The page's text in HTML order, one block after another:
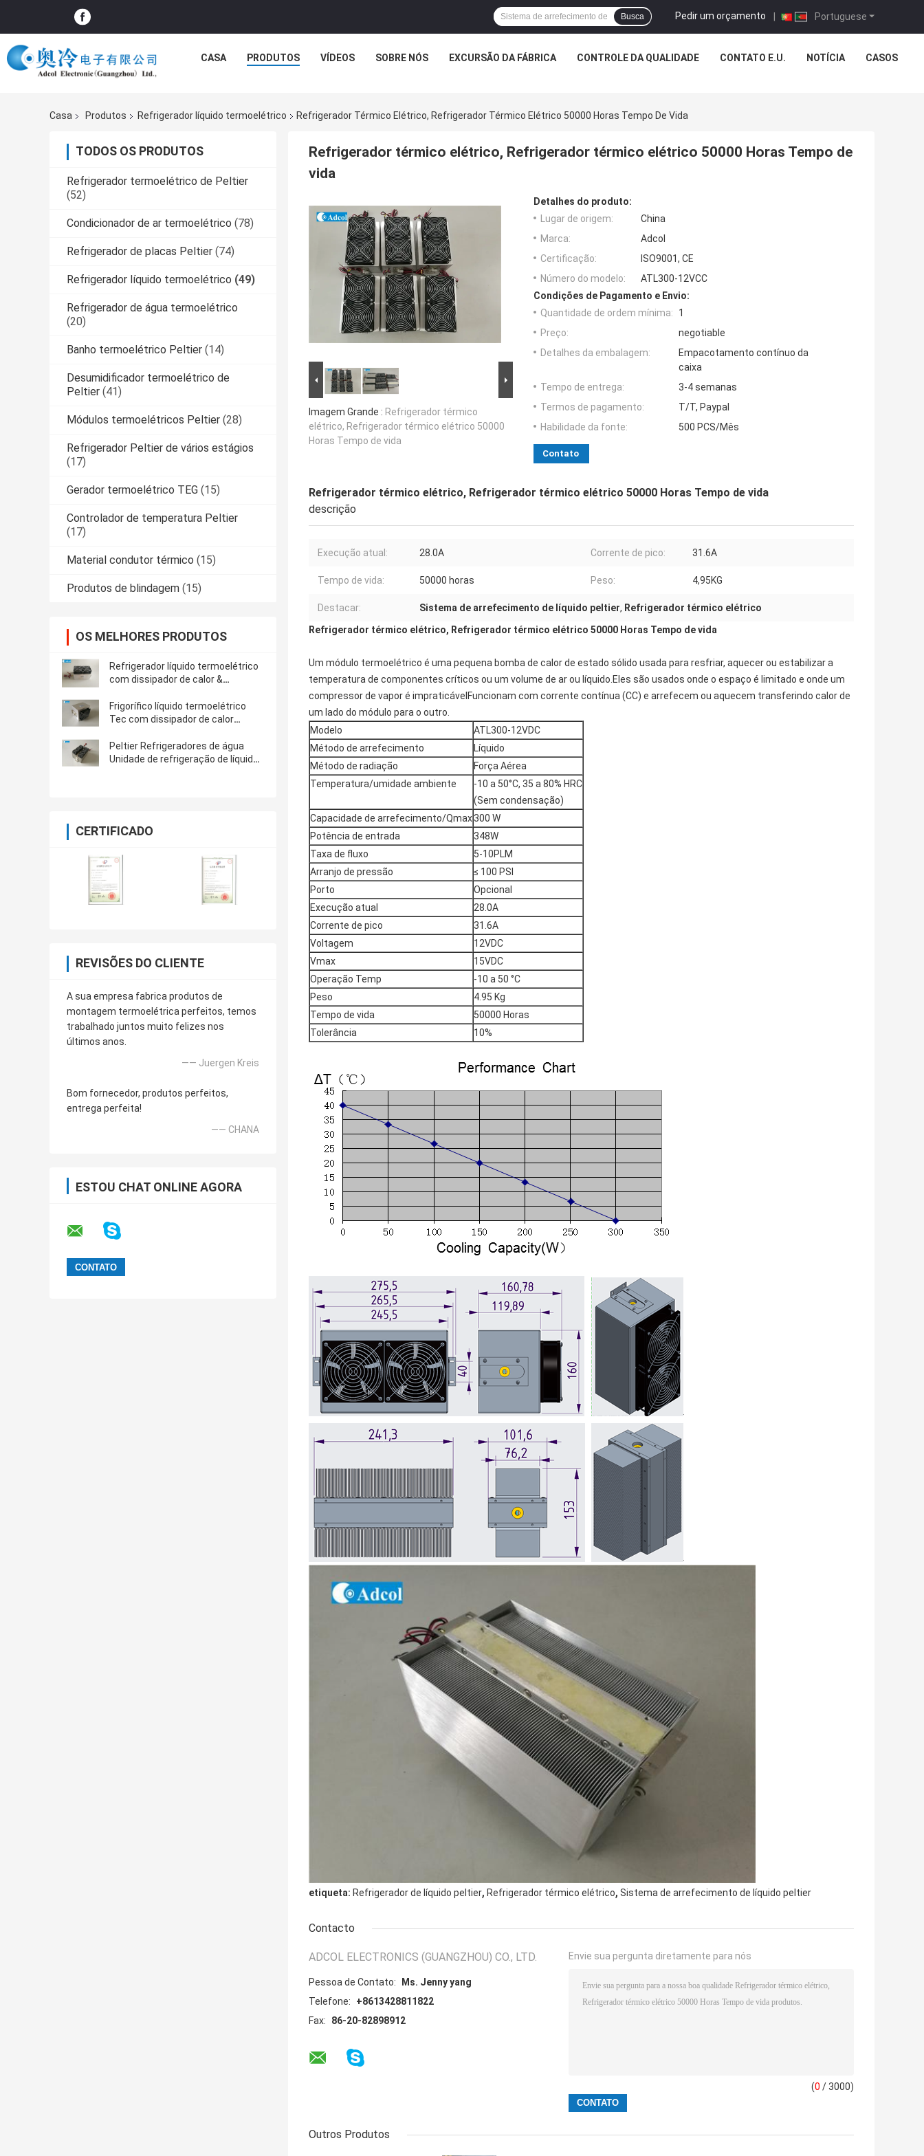
Portuguese
Pedir um orçamento |
Busca
CASA PRODUTOS VÍDEOS SOBRE NÓS EXCURSÃO DA FÁBRICA CONTROLE DA QUALIDADE CONTATO E.U. NOTÍCIA CASOS
Casa Produtos Refrigerador líquido termoelétrico Refrigerador Térmico Elétrico, Refrigerador Térmico Elétrico 50000 Horas Tempo De Vida
TODOS OS PRODUTOS
Refrigerador termoelétrico de Peltier
(52)
Condicionador de ar termoelétrico (78)
Refrigerador de placas Peltier (74)
Refrigerador líquido termoelétrico (49)
Refrigerador de água termoelétrico
(20)
Banho termoelétrico Peltier (14)
Desumidificador termoelétrico de
Peltier (41)
Módulos termoelétricos Peltier (28)
Refrigerador Peltier de vários estágios
(17)
Gerador termoelétrico TEG (15)
Controlador de temperatura Peltier
(17)
Material condutor térmico (15)
Produtos de blindagem (15)
OS MELHORES PRODUTOS
Refrigerador líquido termoelétrico
com dissipador de calor &
Frigorífico líquido termoelétrico
Tec com dissipador de calor
Peltier Refrigeradores de água
Unidade de refrigeração de líquido
CERTIFICADO
REVISÕES DO CLIENTE
A sua empresa fabrica produtos de
montagem termoelétrica perfeitos, temos
trabalhado juntos muito felizes nos
últimos anos.
—— Juergen Kreis
Bom fornecedor, produtos perfeitos,
entrega perfeita!
—— CHANA
ESTOU CHAT ONLINE AGORA
Refrigerador térmico elétrico, Refrigerador térmico elétrico 50000 Horas Tempo de
vida
Imagem Grande : Refrigerador térmico
elétrico, Refrigerador térmico elétrico 50000
Horas Tempo de vida
Detalhes do produto:
Lugar de origem:
China
Marca:
Adcol
Certificação:
ISO9001, CE
Número do modelo:
ATL300-12VCC
Condições de Pagamento e Envio:
Quantidade de ordem mínima:
1
Preço:
negotiable
Detalhes da embalagem:
Empacotamento contínuo da
caixa
Tempo de entrega:
3-4 semanas
Termos de pagamento:
T/T, Paypal
Habilidade da fonte:
500 PCS/Mês
Contato
Refrigerador térmico elétrico, Refrigerador térmico elétrico 50000 Horas Tempo de vida
descrição
Execução atual: 28.0A Corrente de pico: 31.6A
Tempo de vida: 50000 horas Peso: 4,95KG
Destacar: Sistema de arrefecimento de líquido peltier, Refrigerador térmico elétrico
Refrigerador térmico elétrico, Refrigerador térmico elétrico 50000 Horas Tempo de vida
Um módulo termoelétrico é uma pequena bomba de calor de estado sólido usada para resfriar, aquecer ou estabilizar a
temperatura de componentes críticos ou um volume de ar ou líquido.Eles são usados onde o espaço é limitado e onde um
compressor de vapor é impraticávelFuncionam com corrente contínua (CC) e arrefecem ou aquecem transferindo calor de
um lado do módulo para o outro.
Modelo
ATL300-12VDC
Método de arrefecimento
Líquido
Método de radiação
Força Aérea
Temperatura/umidade ambiente
-10 a 50°C, 35 a 80% HRC
(Sem condensação)
Capacidade de arrefecimento/Qmax300 W
Potência de entrada
348W
Taxa de fluxo
5-10PLM
Arranjo de pressão
≤ 100 PSI
Porto
Opcional
Execução atual
28.0A
Corrente de pico
31.6A
Voltagem
12VDC
Vmax
15VDC
Operação Temp
-10 a 50 °C
Peso
4.95 Kg
Tempo de vida
50000 Horas
Tolerância
10%
etiqueta: Refrigerador de líquido peltier, Refrigerador térmico elétrico, Sistema de arrefecimento de líquido peltier
Contacto
ADCOL ELECTRONICS (GUANGZHOU) CO., LTD.
Pessoa de Contato:
Ms. Jenny yang
Telefone:
+8613428811822
Fax:
86-20-82898912
Envie sua pergunta diretamente para nós
(0 / 3000)
Outros Produtos